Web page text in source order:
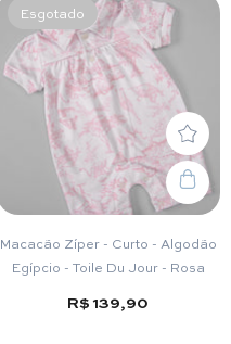
Esgotado
Macacão Zíper - Curto - Algodão
Egípcio - Toile Du Jour - Rosa
R$ 139,90